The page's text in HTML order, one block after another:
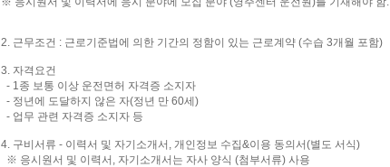
2. 근무조건 : 근로기준법에 의한 기간의 정함이 있는 근로계약 (수습 3개월 포함)
3. 자격요건
- 1종 보통 이상 운전면허 자격증 소지자
- 정년에 도달하지 않은 자(정년 만 60세)
- 업무 관련 자격증 소지자 등
4. 구비서류 - 이력서 및 자기소개서, 개인정보 수집&이용 동의서(별도 서식)
※ 응시원서 및 이력서, 자기소개서는 자사 양식 (첨부서류) 사용